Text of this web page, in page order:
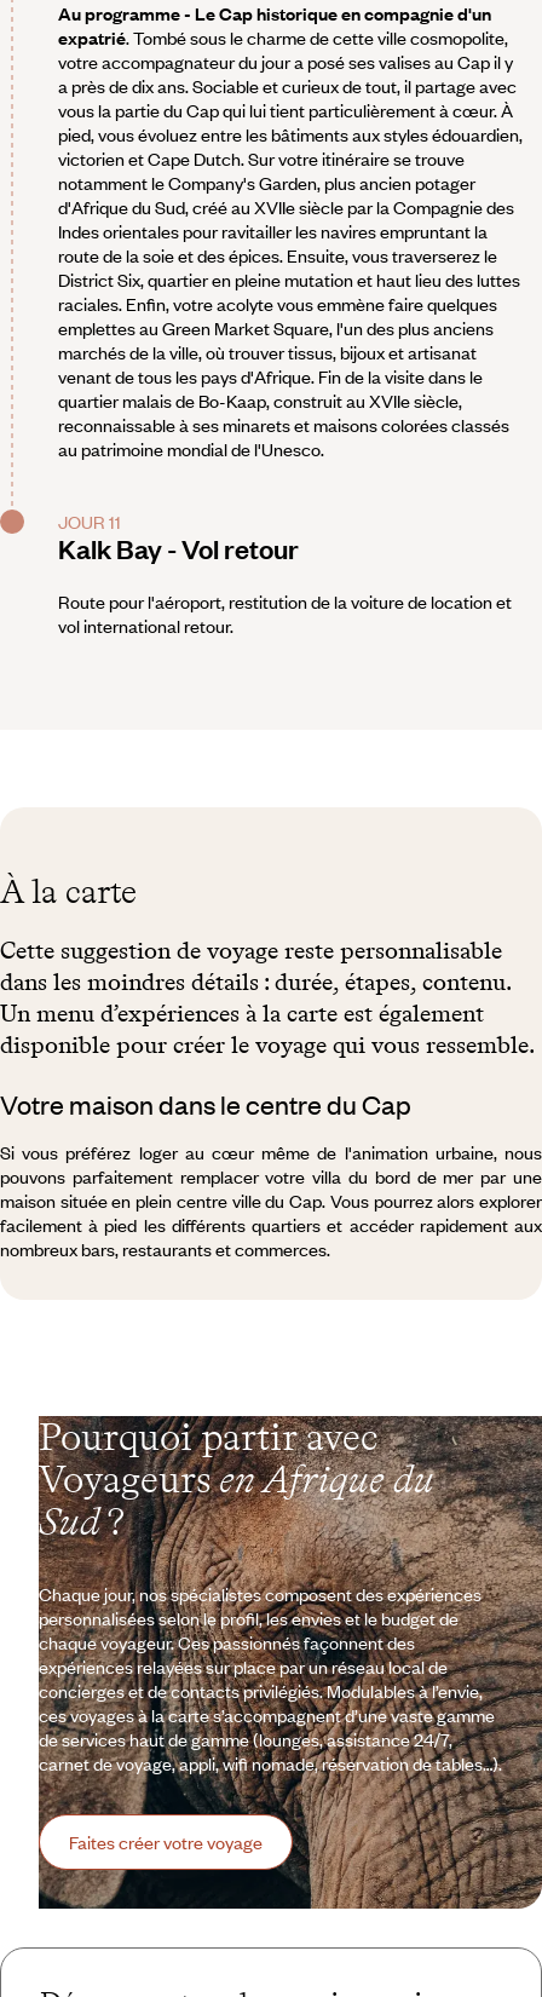
Au programme - Le Cap historique en compagnie d'un
expatrié. Tombé sous le charme de cette ville cosmopolite,
votre accompagnateur du jour a posé ses valises au Cap il y
a près de dix ans. Sociable et curieux de tout, il partage avec
vous la partie du Cap qui lui tient particulièrement à cœur. À
pied, vous évoluez entre les bâtiments aux styles édouardien,
victorien et Cape Dutch. Sur votre itinéraire se trouve
notamment le Company's Garden, plus ancien potager
d'Afrique du Sud, créé au XVIIe siècle par la Compagnie des
Indes orientales pour ravitailler les navires empruntant la
route de la soie et des épices. Ensuite, vous traverserez le
District Six, quartier en pleine mutation et haut lieu des luttes
raciales. Enfin, votre acolyte vous emmène faire quelques
emplettes au Green Market Square, l'un des plus anciens
marchés de la ville, où trouver tissus, bijoux et artisanat
venant de tous les pays d'Afrique. Fin de la visite dans le
quartier malais de Bo-Kaap, construit au XVIIe siècle,
reconnaissable à ses minarets et maisons colorées classés
au patrimoine mondial de l'Unesco.
JOUR 11
Kalk Bay - Vol retour
Route pour l'aéroport, restitution de la voiture de location et
vol international retour.
À la carte
Cette suggestion de voyage reste personnalisable
dans les moindres détails : durée, étapes, contenu.
Un menu d’expériences à la carte est également
disponible pour créer le voyage qui vous ressemble.
Votre maison dans le centre du Cap
Si vous préférez loger au cœur même de l'animation urbaine, nous
pouvons parfaitement remplacer votre villa du bord de mer par une
maison située en plein centre ville du Cap. Vous pourrez alors explorer
facilement à pied les différents quartiers et accéder rapidement aux
nombreux bars, restaurants et commerces.
Pourquoi partir avec
Voyageursen Afrique du
Sud?
Chaque jour, nos spécialistes composent des expériences
personnalisées selon le profil, les envies et le budget de
chaque voyageur. Ces passionnés façonnent des
expériences relayées sur place par un réseau local de
concierges et de contacts privilégiés. Modulables à l’envie,
ces voyages à la carte s’accompagnent d’une vaste gamme
de services haut de gamme (lounges, assistance 24/7,
carnet de voyage, appli, wifi nomade, réservation de tables…).
Faites créer votre voyage